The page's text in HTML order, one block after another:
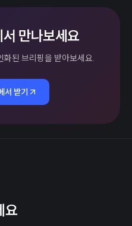
만나보세요
된 브리핑을 받아보세요.
서 받기
요